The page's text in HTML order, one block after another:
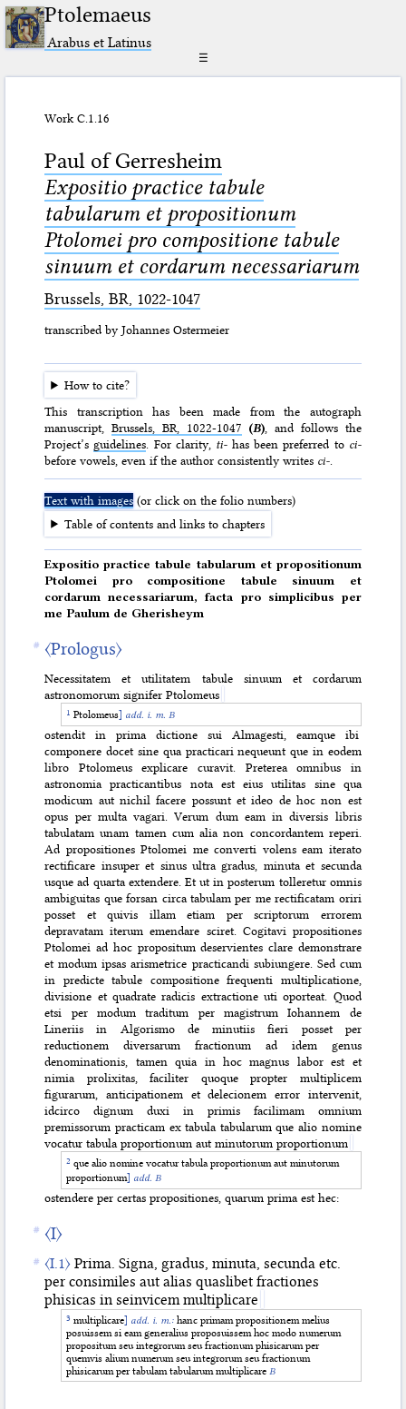
Ptolemaeus
Arabus et Latinus
☰
Work C.1.16
Paul of Gerresheim
Expositio practice tabule
tabularum et propositionum
Ptolomei pro compositione tabule
sinuum et cordarum necessariarum
Brussels, BR, 1022-1047
transcribed by Johannes Ostermeier
How to cite?
This transcription has been made from the autograph
manuscript,Brussels, BR, 1022-1047 (B) , and follows the
Project’s guidelines . For clarity, ti-has been preferred to ci-
before vowels, even if the author consistently writes ci‑
Text with images (or click on the folio numbers)
Table of contents and links to chapters
Expositio practice tabule tabularum et propositionum
Ptolomei pro compositione tabule sinuum et
cordarum necessariarum, facta pro simplicibus per
me Paulum de Gherisheym
〈Prologus〉
Necessitatem et utilitatem tabule sinuum et cordarum
astronomorum signifer Ptolomeus
Ptolomeus] add. i. m. B
ostendit in prima dictione sui Almagesti, eamque ibi
componere docet sine qua practicari nequeunt que in eodem
libro Ptolomeus explicare curavit. Preterea omnibus in
astronomia practicantibus nota est eius utilitas sine qua
modicum aut nichil facere possunt et ideo de hoc non est
opus per multa vagari. Verum dum eam in diversis libris
tabulatam unam tamen cum alia non concordantem reperi.
Ad propositiones Ptolomei me converti volens eam iterato
rectificare insuper et sinus ultra gradus, minuta et secunda
usque ad quarta extendere. Et ut in posterum tolleretur omnis
ambiguitas que forsan circa tabulam per me rectificatam oriri
posset et quivis illam etiam per scriptorum errorem
depravatam iterum emendare sciret. Cogitavi propositiones
Ptolomei ad hoc propositum deservientes clare demonstrare
et modum ipsas arismetrice practicandi subiungere. Sed cum
in predicte tabule compositione frequenti multiplicatione,
divisione et quadrate radicis extractione uti oporteat. Quod
etsi per modum traditum per magistrum Iohannem de
Lineriis in Algorismo de minutiis fieri posset per
reductionem diversarum fractionum ad idem genus
denominationis, tamen quia in hoc magnus labor est et
nimia prolixitas, faciliter quoque propter multiplicem
figurarum, anticipationem et delecionem error intervenit,
idcirco dignum duxi in primis facilimam omnium
premissorum practicam ex tabula tabularum que alio nomine
vocatur tabula proportionum aut minutorum proportionum
que alio nomine vocatur tabula proportionum aut minutorum
proportionum] add. B
ostendere per certas propositiones, quarum prima est hec:
〈I〉
〈I.1〉 Prima. Signa, gradus, minuta, secunda etc.
per consimiles aut alias quaslibet fractiones
phisicas in seinvicem multiplicare
multiplicare] add. i. m.: hanc primam propositionem melius
posuissem si eam generalius proposuissem hoc modo numerum
propositum seu integrorum seu fractionum phisicarum per
quemvis alium numerum seu integrorum seu fractionum
phisicarum per tabulam tabularum multiplicare B